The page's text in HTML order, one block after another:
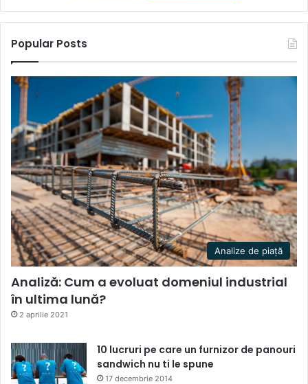
Popular Posts
Analize de piață
Analiză: Cum a evoluat domeniul industrial
în ultima lună?
2 aprilie 2021
10 lucruri pe care un furnizor de panouri
sandwich nu ti le spune
17 decembrie 2014